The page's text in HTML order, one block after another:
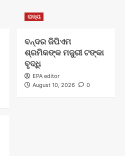
ରାଜ୍ୟ
ବନ୍ଦର ଜିପିଏମ
ଶ୍ରମିକଙ୍କ ମଜୁରୀ ଟଙ୍କା
ବୃଦ୍ଧି
EPA editor
August 10, 2026
0